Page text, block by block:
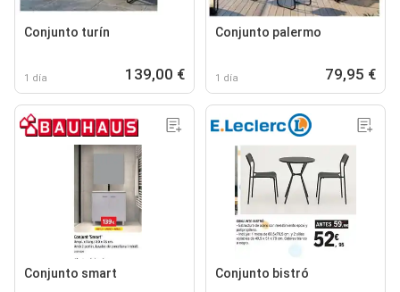
Conjunto turín
1 día 139,00 €
Conjunto palermo
1 día 79,95 €
Conjunto smart Conjunto bistró